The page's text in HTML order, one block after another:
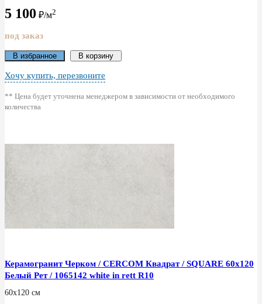
5 100 ₽/м2
под заказ
В избранное В корзину
Хочу купить, перезвоните
** Цена будет уточнена менеджером в зависимости от необходимого
количества
Керамогранит Черком / CERCOM Квадрат / SQUARE 60x120
Белый Рет / 1065142 white in rett R10
60x120 см